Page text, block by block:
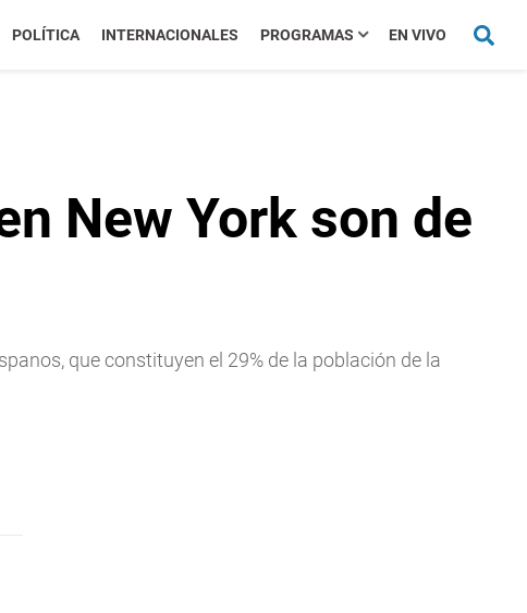
POLÍTICA INTERNACIONALES PROGRAMAS EN VIVO
New York son de
que constituyen el 29% de la población de la